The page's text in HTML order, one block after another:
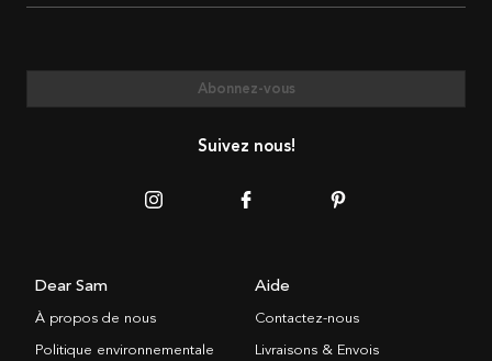
Abonnez-vous
Suivez nous!
Dear Sam
À propos de nous
Politique environnementale
Aide
Contactez-nous
Livraisons & Envois